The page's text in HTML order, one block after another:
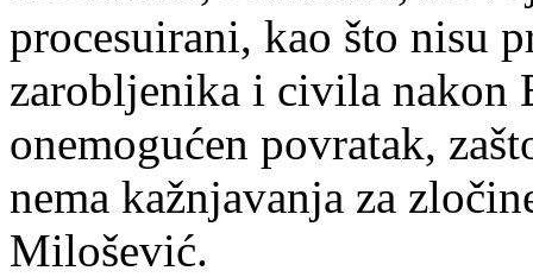
procesuirani, kao što nisu
zarobljenika i civila nakon
onemogućen povratak,
nema kažnjavanja za
Milošević.